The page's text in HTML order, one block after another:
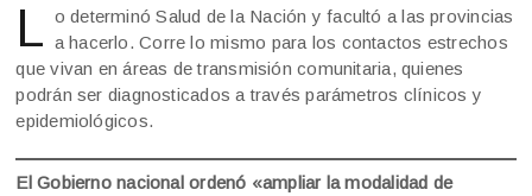
L o determinó Salud de la Nación y facultó a las provincias
a hacerlo. Corre lo mismo para los contactos estrechos
que vivan en áreas de transmisión comunitaria, quienes
podrán ser diagnosticados a través parámetros clínicos y
epidemiológicos.
El Gobierno nacional ordenó «ampliar la modalidad de